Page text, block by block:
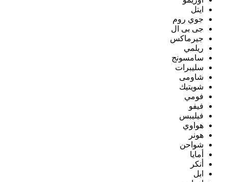
ايتل
جوي روم
جى بى ال
جيرماكس
ريلمي
سامسونج
سليبرات
شاومى
شويتيك
فومي
فيفو
فيليبس
هواوي
هونر
شواحن
أمايا
أنكر
ابل